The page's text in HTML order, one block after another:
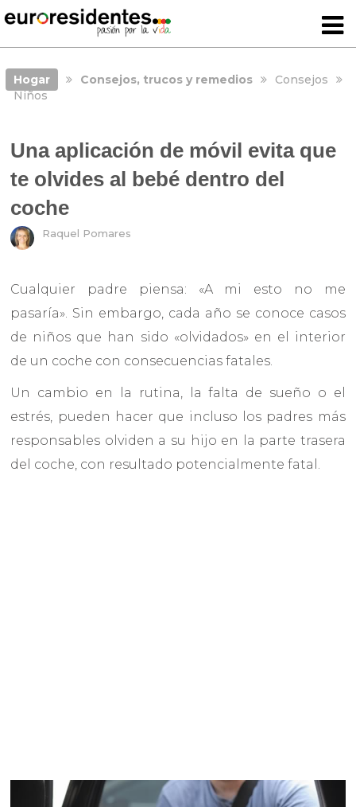
Hogar Consejos, trucos y remedios
Consejos
Niños
Una aplicación de móvil evita que
te olvides al bebé dentro del
coche
Raquel Pomares
Cualquier padre piensa: «A mi esto no me
pasaría». Sin embargo, cada año se conoce casos
de niños que han sido «olvidados» en el interior
de un coche con consecuencias fatales.
Un cambio en la rutina, la falta de sueño o el
estrés, pueden hacer que incluso los padres más
responsables olviden a su hijo en la parte trasera
del coche, con resultado potencialmente fatal.